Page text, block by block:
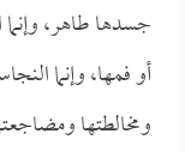
جسدها طاهر،
أو فمها، وإنما
ومخالطتها